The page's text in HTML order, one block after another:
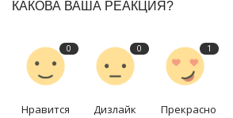
КАКОВА ВАША РЕАКЦИЯ?
0
Нравится
0
Дизлайк
1
Прекрасно